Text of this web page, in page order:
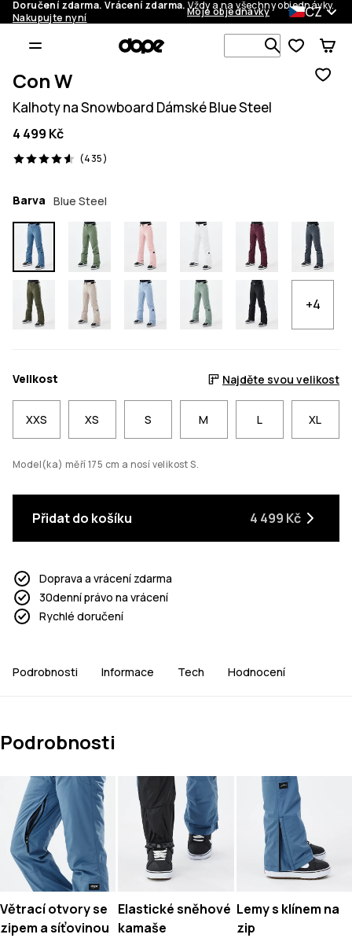
Doručení zdarma. Vrácení zdarma.Vždy a na všechny objednávky.
Nakupujte nyní
Moje objednávky CZ
Vyhledávej
Con W
Kalhoty na Snowboard Dámské Blue Steel
4 499 Kč
(435)
435 recenze, 4.6/5
Barva Blue Steel
+4
Velikost Najděte svou velikost
XXS XS S M L XL
Model(ka) měří 175 cm a nosí velikost S.
Přidat do košíku 4 499 Kč
Doprava a vrácení zdarma
30denní právo na vrácení
Rychlé doručení
Podrobnosti Informace Tech Hodnocení
Podrobnosti
Větrací otvory se
zipem a síťovinou
Elastické sněhové
kamaše
Lemy s klínem na
zip